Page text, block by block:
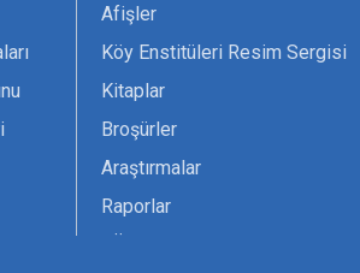
Afişler
Köy Enstitüleri Resim Sergisi
Kitaplar
Broşürler
Araştırmalar
Raporlar